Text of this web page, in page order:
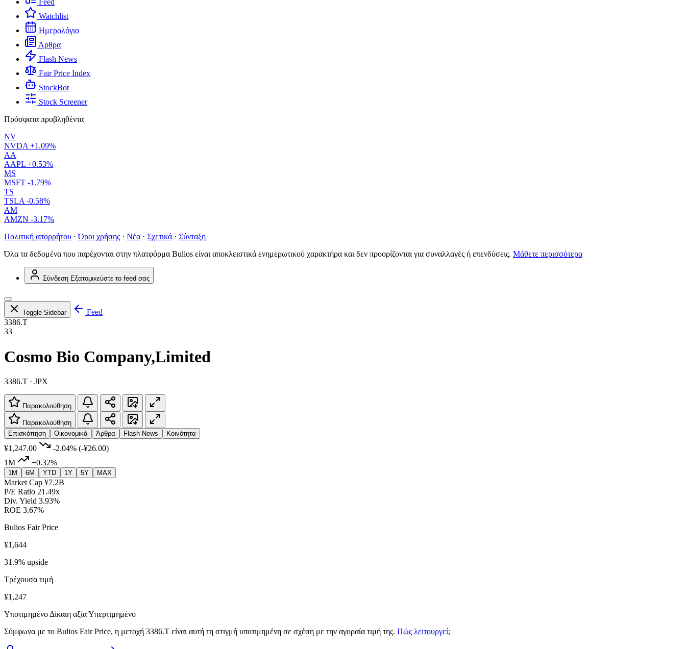
Feed
Watchlist
Ημερολόγιο
Άρθρα
Flash News
Fair Price Index
StockBot
Stock Screener
Πρόσφατα προβληθέντα
NV
NVDA +1.09%
AA
AAPL +0.53%
MS
MSFT -1.79%
TS
TSLA -0.58%
AM
AMZN -3.17%
Πολιτική απορρήτου · Όροι χρήσης · Νέα · Σχετικά · Σύνταξη
Όλα τα δεδομένα που παρέχονται στην πλατφόρμα Bulios είναι αποκλειστικά ενημερωτικού χαρακτήρα και δεν προορίζονται για συναλλαγές ή επενδύσεις. Μάθετε περισσότερα
Σύνδεση Εξατομικεύστε το feed σας
Toggle Sidebar
Feed
3386.T
33
Cosmo Bio Company,Limited
3386.T · JPX
Παρακολούθηση
Παρακολούθηση
Επισκόπηση
Οικονομικά Άρθρα Flash News Κοινότητα
¥1,247.00 -2.04% (-¥26.00)
1M
+0.32%
1M 6M YTD 1Y 5Y MAX
Market Cap ¥7.2B
P/E Ratio 21.49x
Div. Yield 3.93%
ROE 3.67%
Bulios Fair Price
¥1,644
31.9% upside
Τρέχουσα τιμή
¥1,247
Υποτιμημένο Δίκαιη αξίαΥπερτιμημένο
Σύμφωνα με το Bulios Fair Price, η μετοχή 3386.T είναι αυτή τη στιγμή υποτιμημένη σε σχέση με την αγοραία τιμή της. Πώς λειτουργεί;